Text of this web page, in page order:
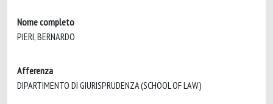
Nome completo
PIERI, BERNARDO
Afferenza
DIPARTIMENTO DI GIURISPRUDENZA (SCHOOL OF LAW)